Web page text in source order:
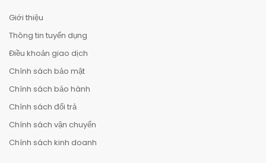
Giới thiệu
Thông tin tuyển dụng
Điều khoản giao dịch
Chính sách bảo mật
Chính sách bảo hành
Chính sách đổi trả
Chính sách vận chuyển
Chính sách kinh doanh